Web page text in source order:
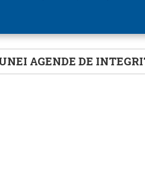
AGENDE DE